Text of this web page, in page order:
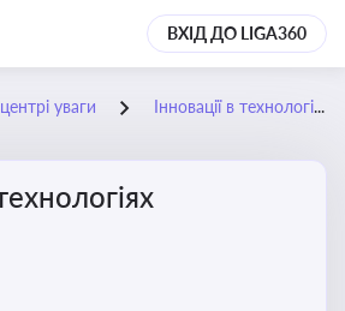
ВХІД ДО LIGA360
уваги Інновації в технологіях